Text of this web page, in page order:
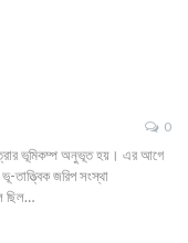
0
ভূমিকম্প অনুভূত হয়। এর আগে
তাত্ত্বিক জরিপ সংস্থা
ছিল…